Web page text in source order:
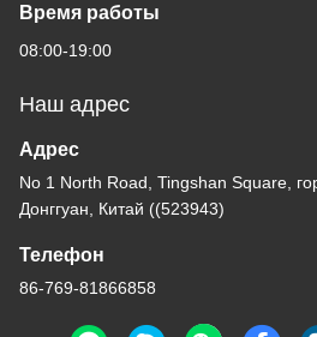
Время работы
08:00-19:00
Наш адрес
Адрес
No 1 North Road, Tingshan Square,
Донггуан, Китай ((523943)
Телефон
86-769-81866858